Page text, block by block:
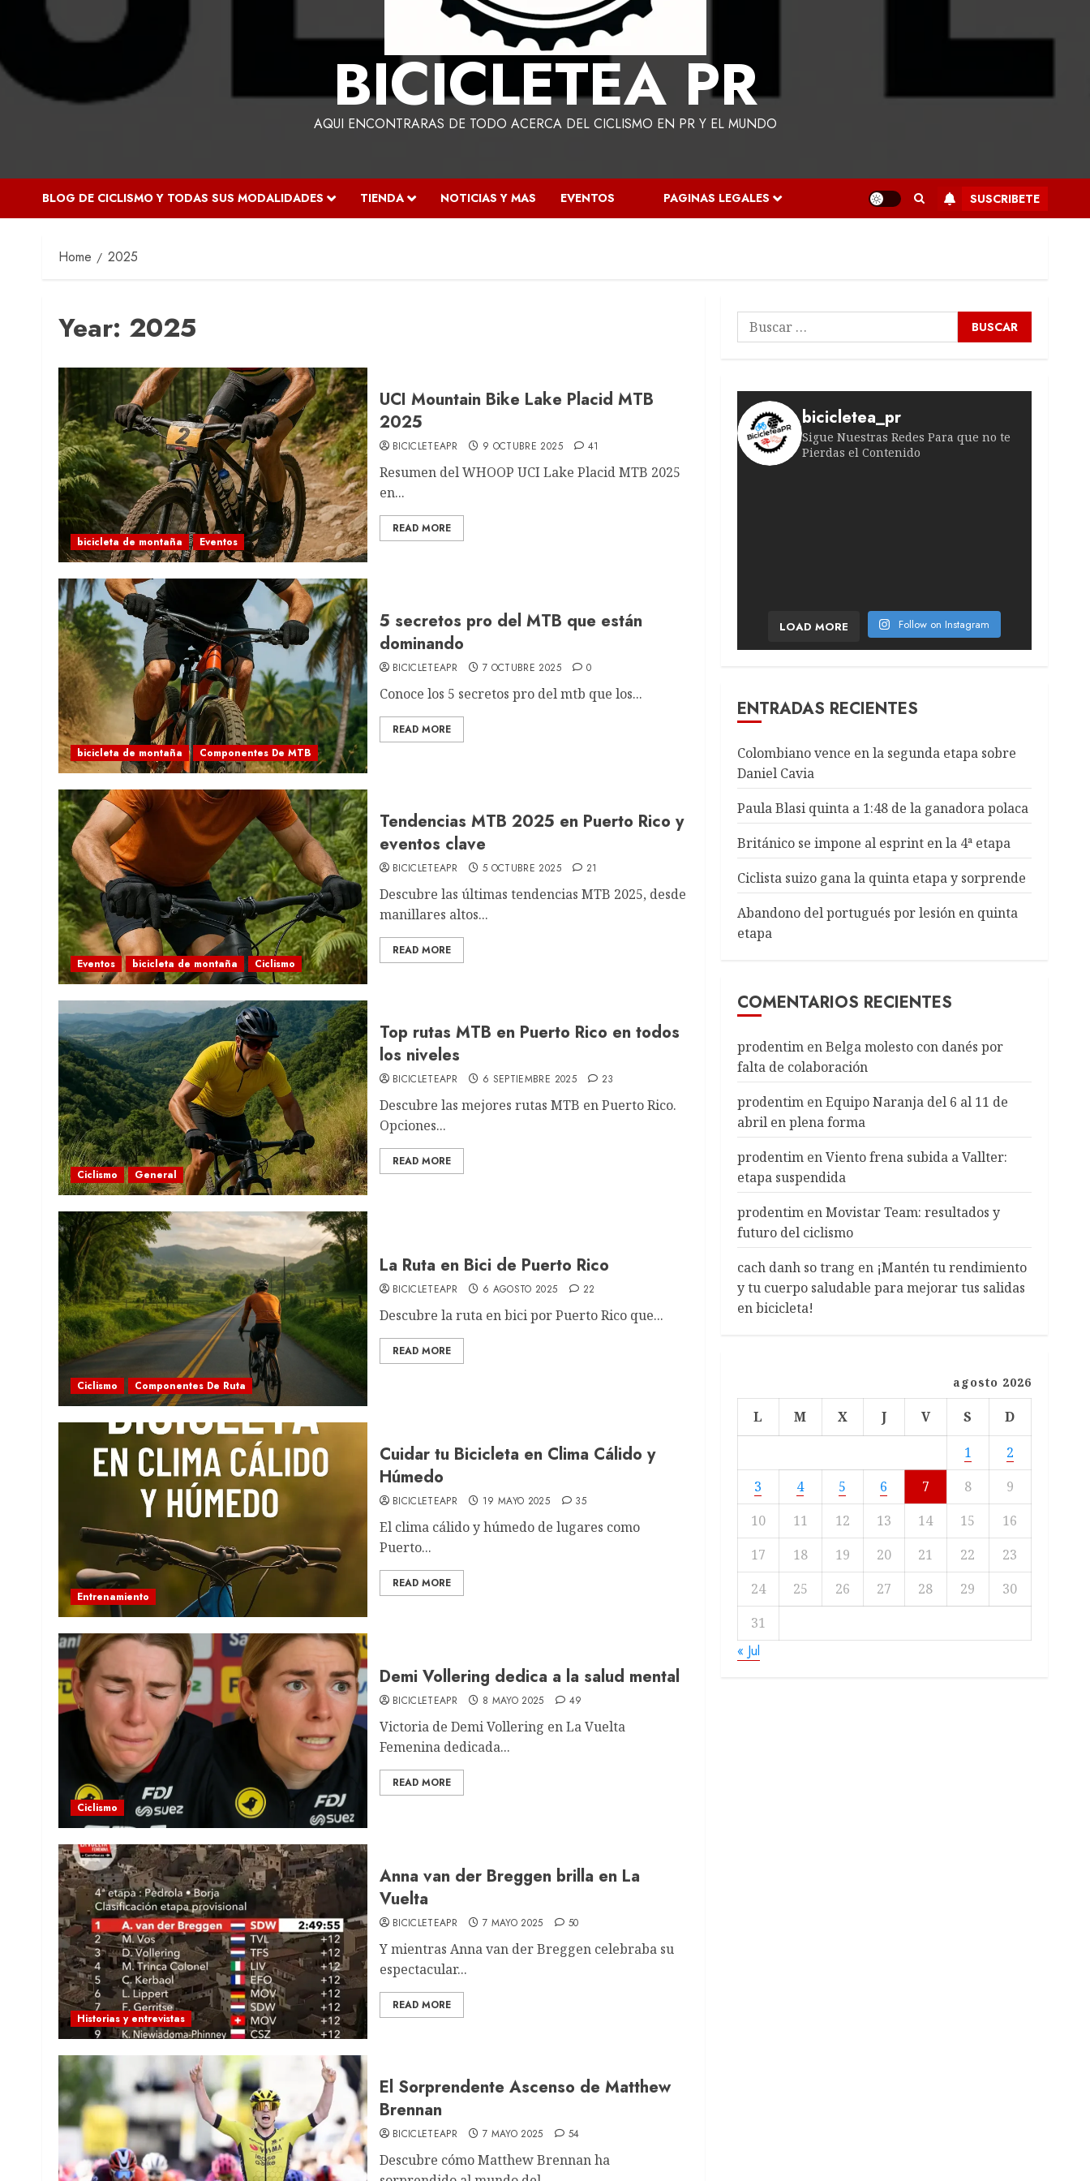
BICICLETEA PR
AQUI ENCONTRARAS DE TODO ACERCA DEL CICLISMO EN PR Y EL MUNDO
BLOG DE CICLISMO Y TODAS SUS MODALIDADES TIENDA NOTICIAS Y MAS EVENTOS PAGINAS LEGALES SUSCRIBETE
Home 2025
Year: 2025
bicicleta de montaña Eventos
UCI Mountain Bike Lake Placid MTB
2025
BICICLETEAPR 9 OCTUBRE 2025 41
Resumen del WHOOP UCI Lake Placid MTB 2025
en...
READ MORE
bicicleta de montaña Componentes De MTB
5 secretos pro del MTB que están
dominando
BICICLETEAPR 7 OCTUBRE 2025 0
Conoce los 5 secretos pro del mtb que los...
READ MORE
Eventos bicicleta de montaña Ciclismo
Tendencias MTB 2025 en Puerto Rico y
eventos clave
BICICLETEAPR 5 OCTUBRE 2025 21
Descubre las últimas tendencias MTB 2025, desde
manillares altos...
READ MORE
Ciclismo General
Top rutas MTB en Puerto Rico en todos
los niveles
BICICLETEAPR 6 SEPTIEMBRE 2025 23
Descubre las mejores rutas MTB en Puerto Rico.
Opciones...
READ MORE
Ciclismo Componentes De Ruta
La Ruta en Bici de Puerto Rico
BICICLETEAPR 6 AGOSTO 2025 22
Descubre la ruta en bici por Puerto Rico que...
READ MORE
Entrenamiento
Cuidar tu Bicicleta en Clima Cálido y
Húmedo
BICICLETEAPR 19 MAYO 2025 35
El clima cálido y húmedo de lugares como
Puerto...
READ MORE
Ciclismo
Demi Vollering dedica a la salud mental
BICICLETEAPR 8 MAYO 2025 49
Victoria de Demi Vollering en La Vuelta
Femenina dedicada...
READ MORE
Historias y entrevistas
Anna van der Breggen brilla en La
Vuelta
BICICLETEAPR 7 MAYO 2025 50
Y mientras Anna van der Breggen celebraba su
espectacular...
READ MORE
El Sorprendente Ascenso de Matthew
Brennan
BICICLETEAPR 7 MAYO 2025 54
Descubre cómo Matthew Brennan ha
Buscar:
bicicletea_pr
Sigue Nuestras Redes Para que no te
Pierdas el Contenido
LOAD MORE Follow on Instagram
ENTRADAS RECIENTES
Colombiano vence en la segunda etapa sobre
Daniel Cavia
Paula Blasi quinta a 1:48 de la ganadora polaca
Británico se impone al esprint en la 4ª etapa
Ciclista suizo gana la quinta etapa y sorprende
Abandono del portugués por lesión en quinta
etapa
COMENTARIOS RECIENTES
prodentimenBelga molesto con danés por
falta de colaboración
prodentimenEquipo Naranja del 6 al 11 de
abril en plena forma
prodentimenViento frena subida a Vallter:
etapa suspendida
prodentimenMovistar Team: resultados y
futuro del ciclismo
cach danh so trang en ¡Mantén tu rendimiento
y tu cuerpo saludable para mejorar tus salidas
en bicicleta!
agosto 2026
L M X J V S
D
1
2
3
4 5 6 7 8
9
10
11 12 13 14 15
16
17
18 19 20 21 22
23
24
25 26 27 28 29
30
31
« Jul